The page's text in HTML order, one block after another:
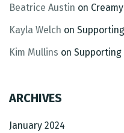
Beatrice Austin on
Kayla Welch on
Kim Mullins on
ARCHIVES
January 2024